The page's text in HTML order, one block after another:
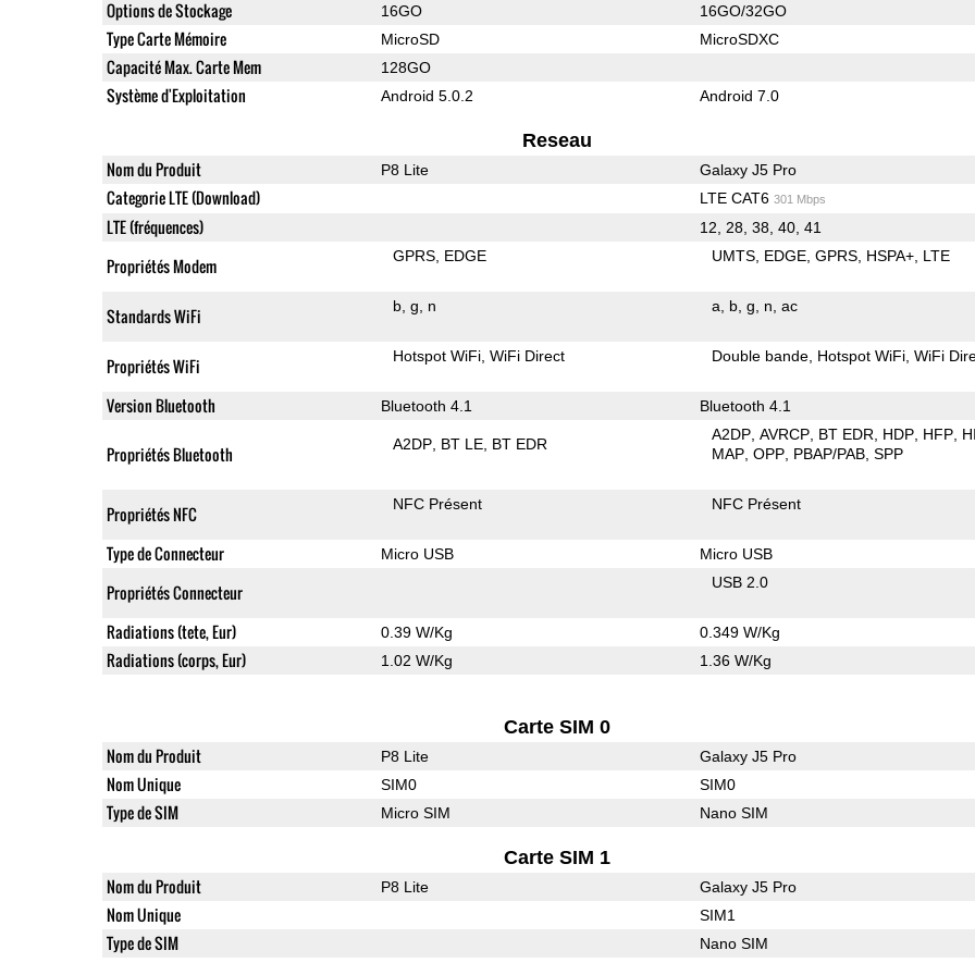
Options de Stockage 16GO 16GO/32GO
Type Carte Mémoire MicroSD MicroSDXC
Capacité Max. Carte Mem 128GO
Système d'Exploitation Android 5.0.2 Android 7.0
Reseau
Nom du Produit P8 Lite Galaxy J5 Pro
Categorie LTE (Download) LTE CAT6 301 Mbps
LTE (fréquences) 12, 28, 38, 40, 41
Propriétés Modem GPRS EDGE UMTS EDGE GPRS HSPA+ LTE
Standards WiFi b g n a b g n ac
Propriétés WiFi Hotspot WiFi WiFi Direct Double bande Hotspot WiFi WiFi
Version Bluetooth Bluetooth 4.1 Bluetooth 4.1
Propriétés Bluetooth A2DP BT LE BT EDR
A2DP AVRCP BT EDR HDP HFP
MAP OPP PBAP/PAB SPP
Propriétés NFC NFC Présent NFC Présent
Type de Connecteur Micro USB Micro USB
Propriétés Connecteur USB 2.0
Radiations (tete, Eur) 0.39 W/Kg 0.349 W/Kg
Radiations (corps, Eur) 1.02 W/Kg 1.36 W/Kg
Carte SIM 0
Nom du Produit P8 Lite Galaxy J5 Pro
Nom Unique SIM0 SIM0
Type de SIM Micro SIM Nano SIM
Carte SIM 1
Nom du Produit P8 Lite Galaxy J5 Pro
Nom Unique SIM1
Type de SIM Nano SIM